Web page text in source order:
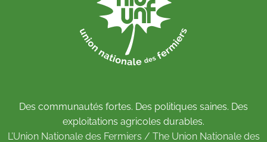
Des communautés fortes. Des politiques saines. Des
exploitations agricoles durables.
L’Union Nationale des Fermiers / The Union Nationale des